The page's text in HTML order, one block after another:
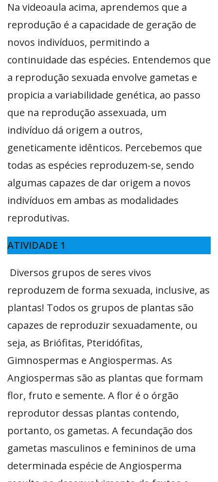
Na videoaula acima, aprendemos que a
reprodução é a capacidade de geração de
novos indivíduos, permitindo a
continuidade das espécies. Entendemos que
a reprodução sexuada envolve gametas e
propicia a variabilidade genética, ao passo
que na reprodução assexuada, um
indivíduo dá origem a outros,
geneticamente idênticos. Percebemos que
todas as espécies reproduzem-se, sendo
algumas capazes de dar origem a novos
indivíduos em ambas as modalidades
reprodutivas.
ATIVIDADE 1
Diversos grupos de seres vivos
reproduzem de forma sexuada, inclusive, as
plantas! Todos os grupos de plantas são
capazes de reproduzir sexuadamente, ou
seja, as Briófitas, Pteridófitas,
Gimnospermas e Angiospermas. As
Angiospermas são as plantas que formam
flor, fruto e semente. A flor é o órgão
reprodutor dessas plantas contendo,
portanto, os gametas. A fecundação dos
gametas masculinos e femininos de uma
determinada espécie de Angiosperma